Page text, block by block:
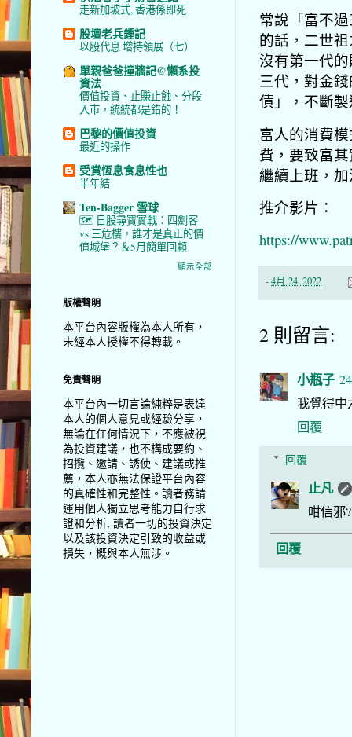
常說「富不
的話，二世
沒有第一代
三代，對金
債」，不斷
富人的消費
費，要致富
繼續上班，
推介影片：
https://
-4月 24, 2022
2 則留言:
小瓶子
我覺得中
回覆
回覆
止凡
咁信邪?
回覆
走新加坡式, 香港係即死
股壇老兵鍾記
以股代息 增持領展（七）
單親爸爸撞牆記@懶系投
資法
價值投資、止賺止蝕、分段
入市，統統都是錯的！
巴黎的價值投資
最近的操作
受賞恆息食息性也
半年結
Ten-Bagger 雪球
🗺️ 日股尋寶實戰：四劍客
vs 三危樓，誰才是真正的價
值城堡？＆5月簡單回顧
顯示全部
版權聲明
本平台內容版權為本人所有，
未經本人授權不得轉載。
免責聲明
本平台內一切言論純粹是表達
本人的個人意見或經驗分享，
無論在任何情況下，不應被視
為投資建議，也不構成要約、
招攬、邀請、誘使、建議或推
薦，本人亦無法保證平台內容
的真確性和完整性。讀者務請
運用個人獨立思考能力自行求
證和分析, 讀者一切的投資決定
以及該投資決定引致的收益或
損失，概與本人無涉。